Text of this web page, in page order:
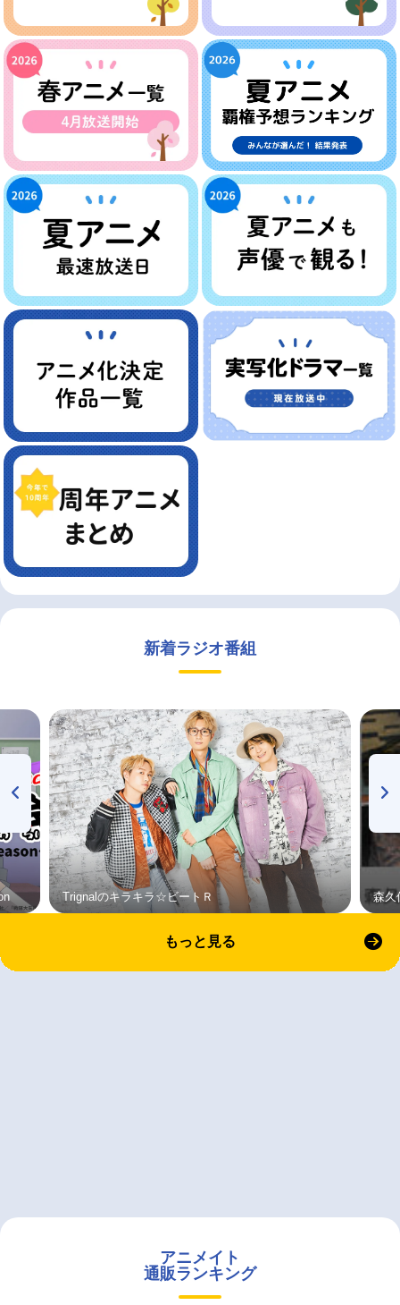
新着ラジオ番組
Trignalのキラキラ☆ビートＲ 森久
もっと見る
アニメイト
通販ランキング